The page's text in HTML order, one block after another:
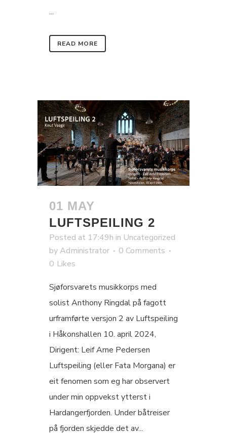
...
READ MORE
01 MAY
LUFTSPEILING 2
Posted at 17:49h in Uncategorized
byAdministrator
0 Comments
0 Likes
Sjøforsvarets musikkorps med
solist Anthony Ringdal på fagott
urframførte versjon 2 av Luftspeiling
i Håkonshallen 10. april 2024,
Dirigent: Leif Arne Pedersen
Luftspeiling (eller Fata Morgana) er
eit fenomen som eg har observert
under min oppvekst ytterst i
Hardangerfjorden. Under båtreiser
på fjorden skjedde det av...